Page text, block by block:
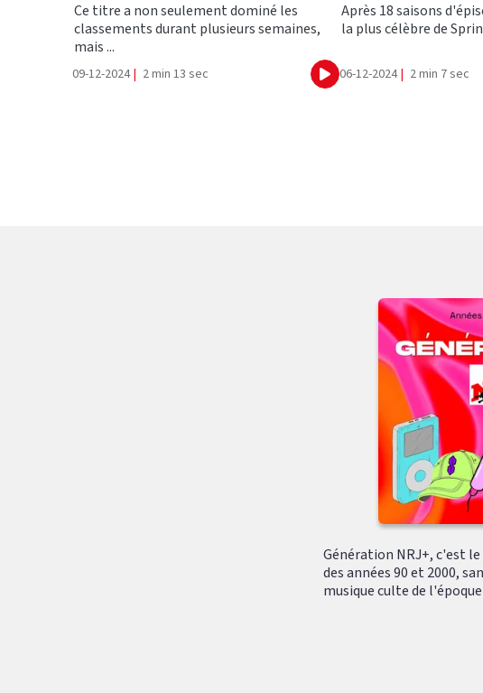
Ce titre a non seulement dominé les
classements durant plusieurs semaines,
mais ...
09-12-2024 | 2 min 13 sec Ecouter
Après 18 saisons
la plus célèbre de
06-12-2024 | 2 min 7 sec
Génération NRJ+, c'est
des années 90 et 2000,
musique culte de